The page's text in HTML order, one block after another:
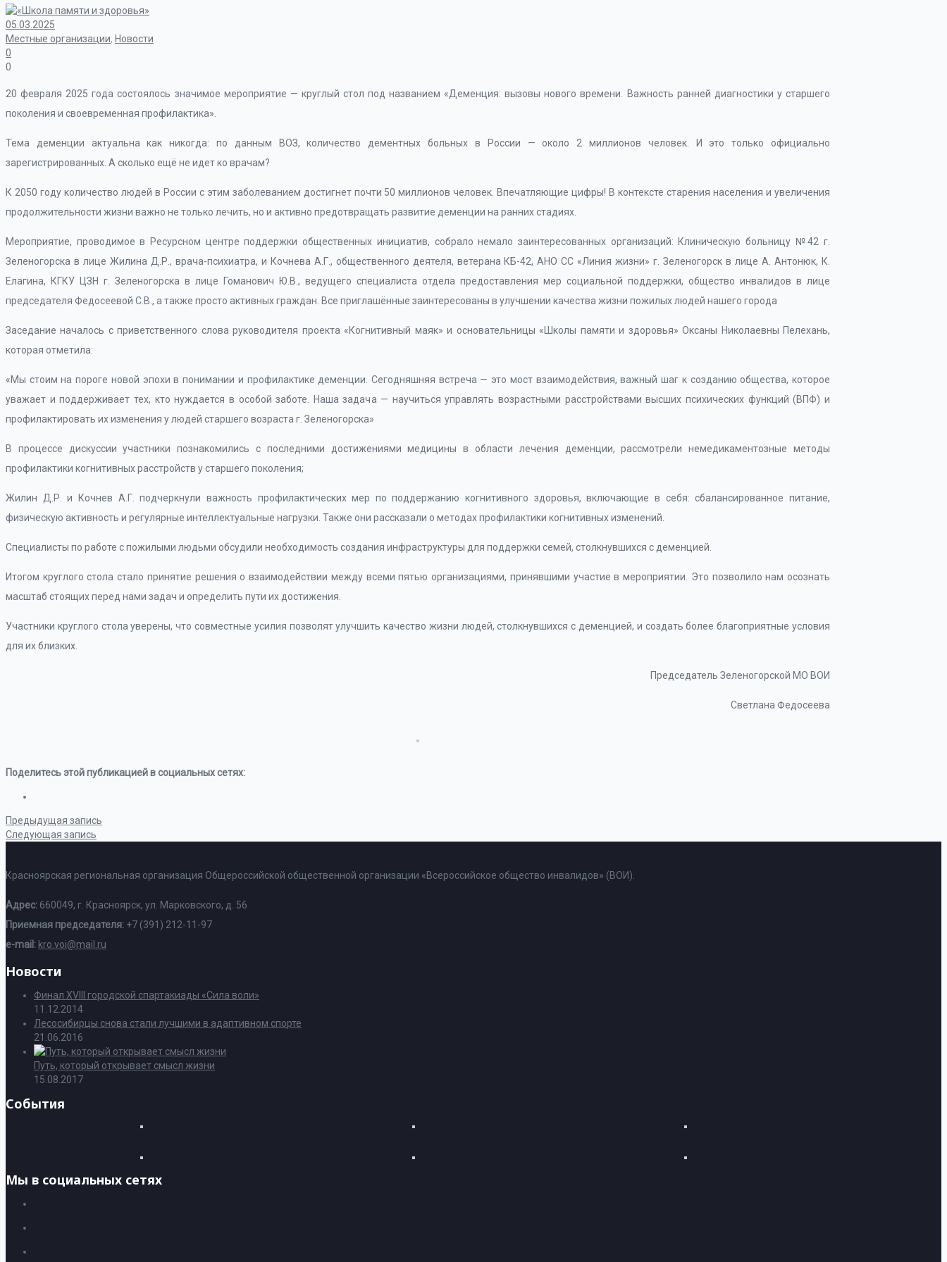
05.03.2025
Местные организации, Новости
0
0
20 февраля 2025 года состоялось значимое мероприятие — круглый стол под названием «Деменция: вызовы нового времени. Важность ранней диагностики у старшего
поколения и своевременная профилактика».
Тема деменции актуальна как никогда: по данным ВОЗ, количество дементных больных в России — около 2 миллионов человек. И это только официально
зарегистрированных. А сколько ещё не идет ко врачам?
К 2050 году количество людей в России с этим заболеванием достигнет почти 50 миллионов человек. Впечатляющие цифры! В контексте старения населения и увеличения
продолжительности жизни важно не только лечить, но и активно предотвращать развитие деменции на ранних стадиях.
Мероприятие, проводимое в Ресурсном центре поддержки общественных инициатив, собрало немало заинтересованных организаций: Клиническую больницу №42 г.
Зеленогорска в лице Жилина Д.Р., врача-психиатра, и Кочнева А.Г., общественного деятеля, ветерана КБ-42, АНО СС «Линия жизни» г. Зеленогорск в лице А. Антонюк, К.
Елагина, КГКУ ЦЗН г. Зеленогорска в лице Гоманович Ю.В., ведущего специалиста отдела предоставления мер социальной поддержки, общество инвалидов в лице
председателя Федосеевой С.В., а также просто активных граждан. Все приглашённые заинтересованы в улучшении качества жизни пожилых людей нашего города
Заседание началось с приветственного слова руководителя проекта «Когнитивный маяк» и основательницы «Школы памяти и здоровья» Оксаны Николаевны Пелехань,
которая отметила:
«Мы стоим на пороге новой эпохи в понимании и профилактике деменции. Сегодняшняя встреча — это мост взаимодействия, важный шаг к созданию общества, которое
уважает и поддерживает тех, кто нуждается в особой заботе. Наша задача — научиться управлять возрастными расстройствами высших психических функций (ВПФ) и
профилактировать их изменения у людей старшего возраста г. Зеленогорска»
В процессе дискуссии участники познакомились с последними достижениями медицины в области лечения деменции, рассмотрели немедикаментозные методы
профилактики когнитивных расстройств у старшего поколения;
Жилин Д.Р. и Кочнев А.Г. подчеркнули важность профилактических мер по поддержанию когнитивного здоровья, включающие в себя: сбалансированное питание,
физическую активность и регулярные интеллектуальные нагрузки. Также они рассказали о методах профилактики когнитивных изменений.
Специалисты по работе с пожилыми людьми обсудили необходимость создания инфраструктуры для поддержки семей, столкнувшихся с деменцией.
Итогом круглого стола стало принятие решения о взаимодействии между всеми пятью организациями, принявшими участие в мероприятии. Это позволило нам осознать
масштаб стоящих перед нами задач и определить пути их достижения.
Участники круглого стола уверены, что совместные усилия позволят улучшить качество жизни людей, столкнувшихся с деменцией, и создать более благоприятные условия
для их близких.
Председатель Зеленогорской МО ВОИ
Светлана Федосеева
Поделитесь этой публикацией в социальных сетях:
Предыдущая запись
Следующая запись
Красноярская региональная организация Общероссийской общественной организации «Всероссийское общество инвалидов» (ВОИ).
Адрес: 660049, г. Красноярск, ул. Марковского, д. 56
Приемная председателя: +7 (391) 212-11-97
e-mail: kro.voi@mail.ru
Новости
Финал XVIII городской спартакиады «Сила воли»
11.12.2014
Лесосибирцы снова стали лучшими в адаптивном спорте
21.06.2016
Путь, который открывает смысл жизни
15.08.2017
События
Мы в социальных сетях